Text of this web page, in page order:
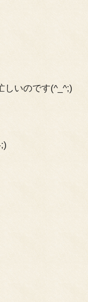
しいのです(^_^;)